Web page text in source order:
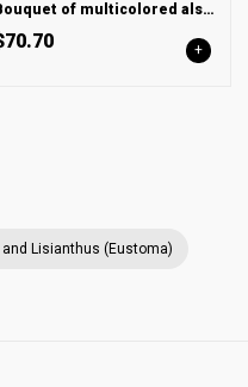
Bouquet of multicolored alstroemeria mix
+
Lisianthus (Eustoma)